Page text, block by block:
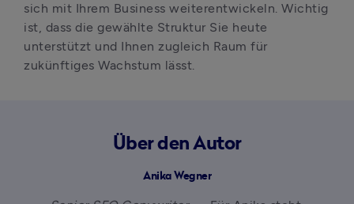
sich mit Ihrem Business weiterentwickeln. Wichtig
ist, dass die gewählte Struktur Sie heute
unterstützt und Ihnen zugleich Raum für
zukünftiges Wachstum lässt.
Über den Autor
Anika Wegner